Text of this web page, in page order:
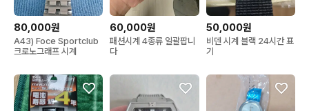
80,000원
A43) Foce Sportclub
크로노그래프 시계
60,000원
패션시계 4종류 일괄팝니
다
50,000원
비덴 시계 블랙 24시간 표
기